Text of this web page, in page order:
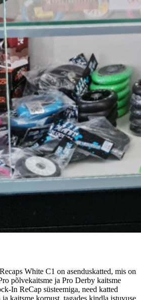
White C1 on asenduskatted, mis on
põlvekaitsme ja Pro Derby kaitsme
In ReCap süsteemiga, need katted